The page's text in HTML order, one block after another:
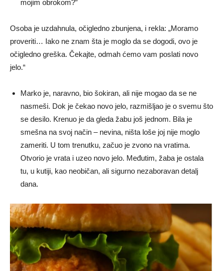
mojim obrokom?”
Osoba je uzdahnula, očigledno zbunjena, i rekla: „Moramo
proveriti… Iako ne znam šta je moglo da se dogodi, ovo je
očigledno greška. Čekajte, odmah ćemo vam poslati novo
jelo.“
Marko je, naravno, bio šokiran, ali nije mogao da se ne
nasmeši. Dok je čekao novo jelo, razmišljao je o svemu što
se desilo. Krenuo je da gleda žabu još jednom. Bila je
smešna na svoj način – nevina, ništa loše joj nije moglo
zameriti. U tom trenutku, začuo je zvono na vratima.
Otvorio je vrata i uzeo novo jelo. Međutim, žaba je ostala
tu, u kutiji, kao neobičan, ali sigurno nezaboravan detalj
dana.